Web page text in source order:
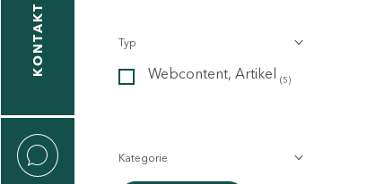
KONTAKT Typ
Webcontent, Artikel (5)
Kategorie